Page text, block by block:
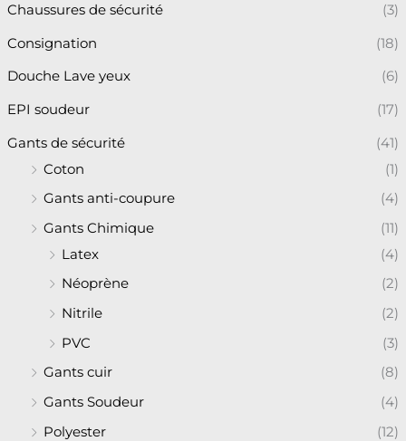
Chaussures de sécurité (3)
Consignation (18)
Douche Lave yeux (6)
EPI soudeur (17)
Gants de sécurité
(41)
Coton
(1)
Gants anti-coupure
(4)
Gants Chimique
(11)
Latex
(4)
Néoprène
(2)
Nitrile
(2)
PVC
(3)
Gants cuir
(8)
Gants Soudeur
(4)
Polyester
(12)